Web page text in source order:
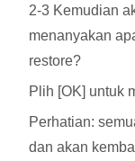
2-3 Kemudian
menanyakan
restore?
Plih [OK] untuk
Perhatian:
dan akan